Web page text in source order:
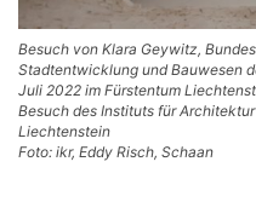
Besuch von Klara Geywitz,
Stadtentwicklung und Bauwesen
Juli 2022 im Fürstentum
Besuch des Instituts für
Liechtenstein
Foto: ikr, Eddy Risch, Schaan